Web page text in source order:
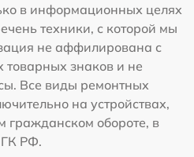
в информационных целях
техники, с которой мы
не аффилирована с
знаков и не
Все виды ремонтных
на устройствах,
гражданском обороте, в
ГК РФ.